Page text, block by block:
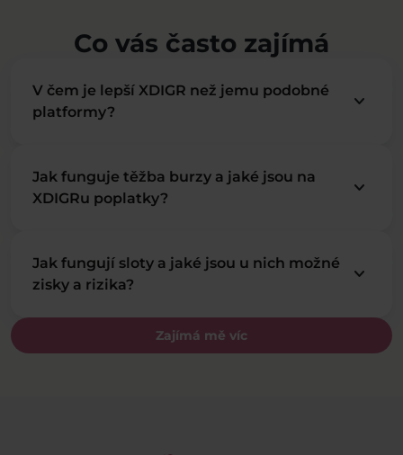
Co vás často zajímá
Zajímá mě víc
V čem je lepší XDIGR než jemu podobné
platformy?
keyboard_arrow_down
Jak funguje těžba burzy a jaké jsou na
XDIGRu poplatky?
keyboard_arrow_down
Jak fungují sloty a jaké jsou u nich možné
zisky a rizika?
keyboard_arrow_down